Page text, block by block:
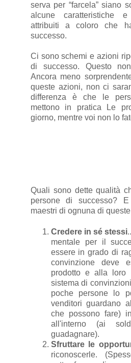
serva per “farcela” siano
alcune caratteristiche
attribuiti a coloro che
successo.
Ci sono schemi e azioni
di successo. Questo
Ancora meno
queste azioni, non ci
differenza è che le
mettono in pratica Le
giorno, mentre voi non lo
Quali sono dette qualità
persone di successo? E
maestri di ognuna di
Credere in sé stessi
mentale per il
essere in grado di
convinzione deve
prodotto e alla loro
sistema di
poche persone lo
venditori guardano
che possono fare)
all'interno (ai
guadagnare).
Sfruttare le
riconoscerle.